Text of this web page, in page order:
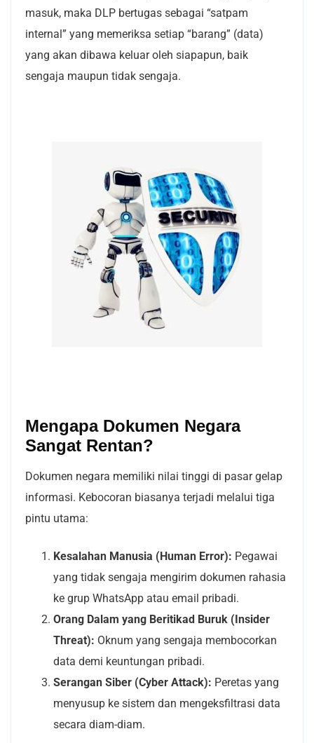
masuk, maka DLP bertugas sebagai “satpam
internal” yang memeriksa setiap “barang” (data)
yang akan dibawa keluar oleh siapapun, baik
sengaja maupun tidak sengaja.
Mengapa Dokumen Negara
Sangat Rentan?
Dokumen negara memiliki nilai tinggi di pasar gelap
informasi. Kebocoran biasanya terjadi melalui tiga
pintu utama:
Kesalahan Manusia (Human Error): Pegawai
yang tidak sengaja mengirim dokumen rahasia
ke grup WhatsApp atau email pribadi.
Orang Dalam yang Beritikad Buruk (Insider
Threat): Oknum yang sengaja membocorkan
data demi keuntungan pribadi.
Serangan Siber (Cyber Attack): Peretas yang
menyusup ke sistem dan mengeksfiltrasi data
secara diam-diam.